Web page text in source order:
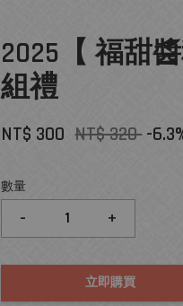
2025【 福甜
組禮
NT$ 300 NT$ 320 -
數量
- +
立即購買